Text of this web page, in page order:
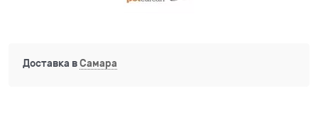
Доставка вСамара